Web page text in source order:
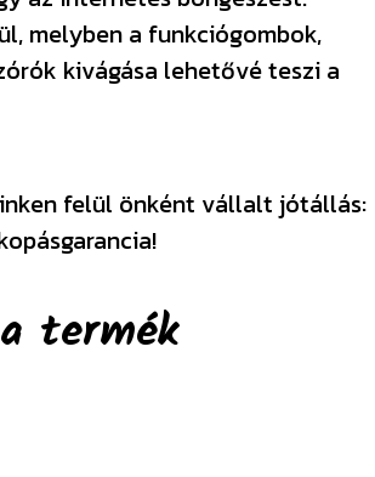
melyben a funkciógombok,
kivágása lehetővé teszi a
felül önként vállalt jótállás:
termék